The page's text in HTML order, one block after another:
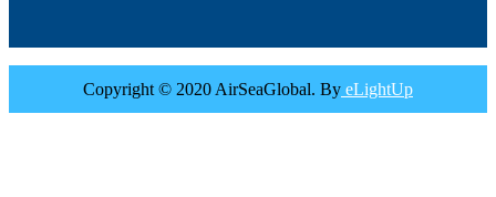
Copyright © 2020 AirSeaGlobal. By eLightUp